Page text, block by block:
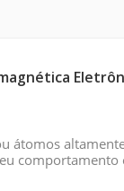
átomos
comportamento